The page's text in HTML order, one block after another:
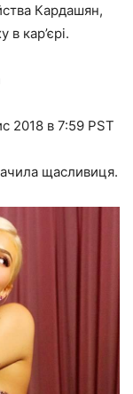
Кардашян,
кар’єрі.
2018 в 7:59 PST
щасливиця.